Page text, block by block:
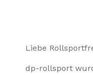
Liebe
dp-rollsport